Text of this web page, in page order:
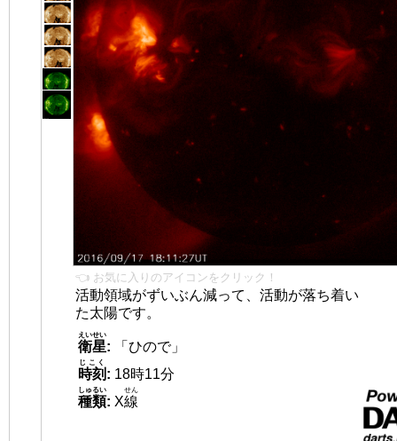
👈 お気に入りのアイコンをクリック！
活動領域がずいぶん減って、活動が落ち着い
た太陽です。
衛星
えいせい
:
「ひので」
時刻
じこく
: 18時11分
種類
しゅるい
: X線
せん